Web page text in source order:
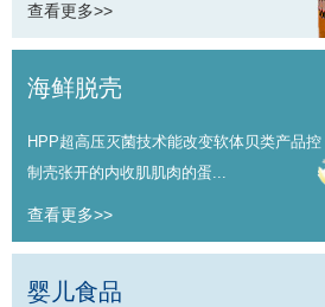
查看更多>>
海鲜脱壳
HPP超高压灭菌技术能改变软体贝类产品控
制壳张开的内收肌肌肉的蛋...
查看更多>>
婴儿食品